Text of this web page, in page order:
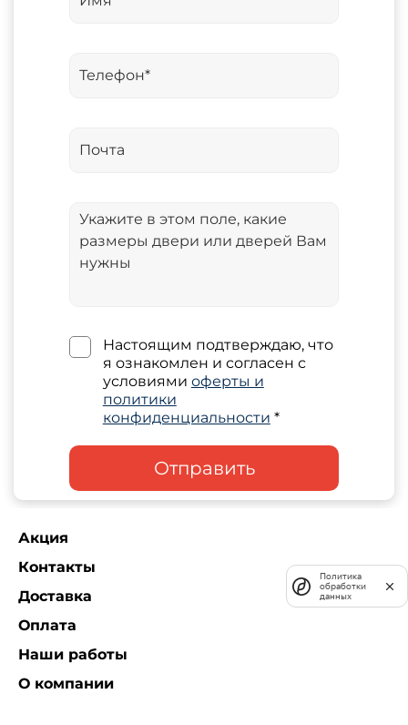
Настоящим подтверждаю, что
я ознакомлен и согласен с
условиями оферты и
политики
конфиденциальности *
Отправить
Акция
Контакты
Доставка
Оплата
Наши работы
О компании
Политика
обработки
данных